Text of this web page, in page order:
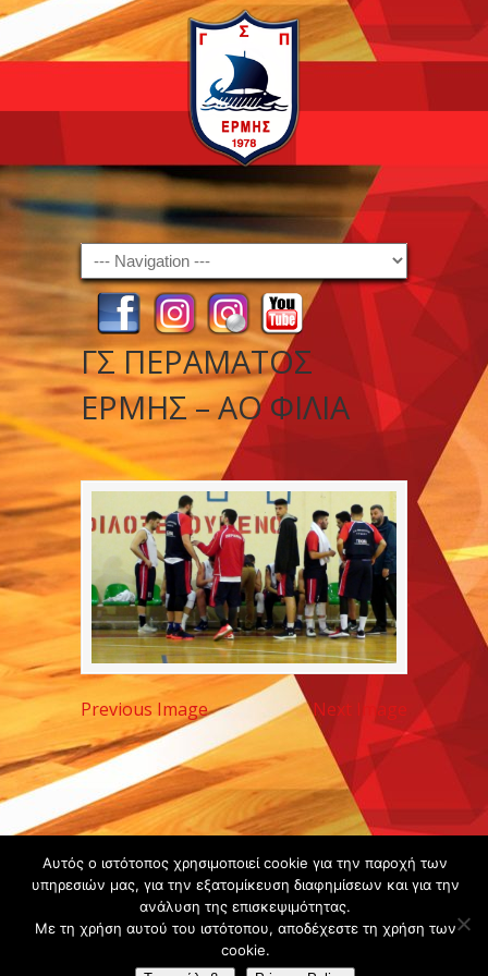
Navigation
ΓΣ ΠΕΡΑΜΑΤΟΣ
ΕΡΜΗΣ – ΑΟ ΦΙΛΙΑ
Previous Image Next Image
Copyright ©
2020 -
Gsperamatosermis.gr
All rights
reserved. -Όροι
Αυτός ο ιστότοπος χρησιμοποιεί cookie για την παροχή των
υπηρεσιών μας, για την εξατομίκευση διαφημίσεων και για την
ανάλυση της επισκεψιμότητας.
Με τη χρήση αυτού του ιστότοπου, αποδέχεστε τη χρήση των
cookie.